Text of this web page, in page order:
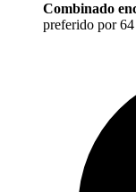
Combinado
preferido por